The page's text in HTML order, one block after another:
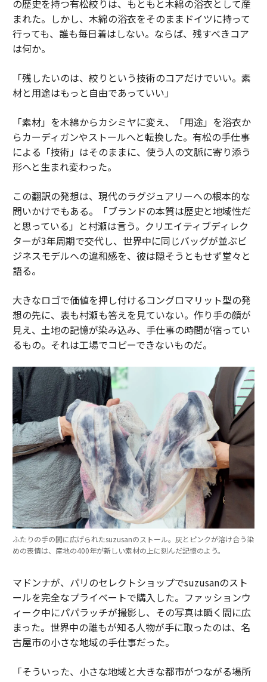
の歴史を持つ有松絞りは、もともと木綿の浴衣として産
まれた。しかし、木綿の浴衣をそのままドイツに持って
行っても、誰も毎日着はしない。ならば、残すべきコア
は何か。
「残したいのは、絞りという技術のコアだけでいい。素
材と用途はもっと自由であっていい」
「素材」を木綿からカシミヤに変え、「用途」を浴衣か
らカーディガンやストールへと転換した。有松の手仕事
による「技術」はそのままに、使う人の文脈に寄り添う
形へと生まれ変わった。
この翻訳の発想は、現代のラグジュアリーへの根本的な
問いかけでもある。「ブランドの本質は歴史と地域性だ
と思っている」と村瀬は言う。クリエイティブディレク
ターが3年周期で交代し、世界中に同じバッグが並ぶビ
ジネスモデルへの違和感を、彼は隠そうともせず堂々と
語る。
大きなロゴで価値を押し付けるコングロマリット型の発
想の先に、表も村瀬も答えを見ていない。作り手の顔が
見え、土地の記憶が染み込み、手仕事の時間が宿ってい
るもの。それは工場でコピーできないものだ。
ふたりの手の間に広げられたsuzusanのストール。灰とピンクが溶け合う染
めの表情は、産地の400年が新しい素材の上に刻んだ記憶のよう。
マドンナが、パリのセレクトショップでsuzusanのスト
ールを完全なプライベートで購入した。ファッションウ
ィーク中にパパラッチが撮影し、その写真は瞬く間に広
まった。世界中の誰もが知る人物が手に取ったのは、名
古屋市の小さな地域の手仕事だった。
「そういった、小さな地域と大きな都市がつながる場所